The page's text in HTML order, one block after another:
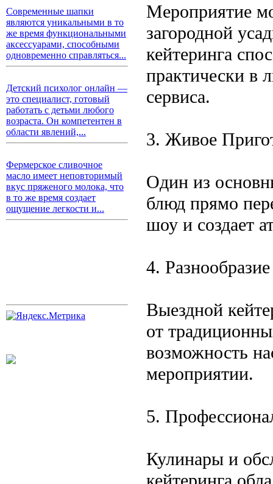
Современные шапки
являются уникальными в то
же время функциональными
аксессуарами, способными
одновременно справляться...
Детский психолог онлайн —
это специалист, готовый
работать с детьми любого
возраста. Он компетентен в
области явлений,...
Фермерское сливочное
масло имеет неповторимый
вкус пряженого молока, что
в то же время создает
ощущение легкости и...
Мероприятие
загородной
кейтеринга
практически в
сервиса.
3. Живое
Один из
блюд прямо
шоу и создает
4.
Выездной
от
возможность
мероприятии.
5.
Кулинары и